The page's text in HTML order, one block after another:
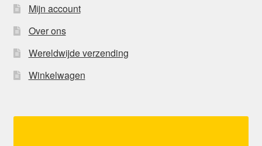
Mijn account
Over ons
Wereldwijde verzending
Winkelwagen